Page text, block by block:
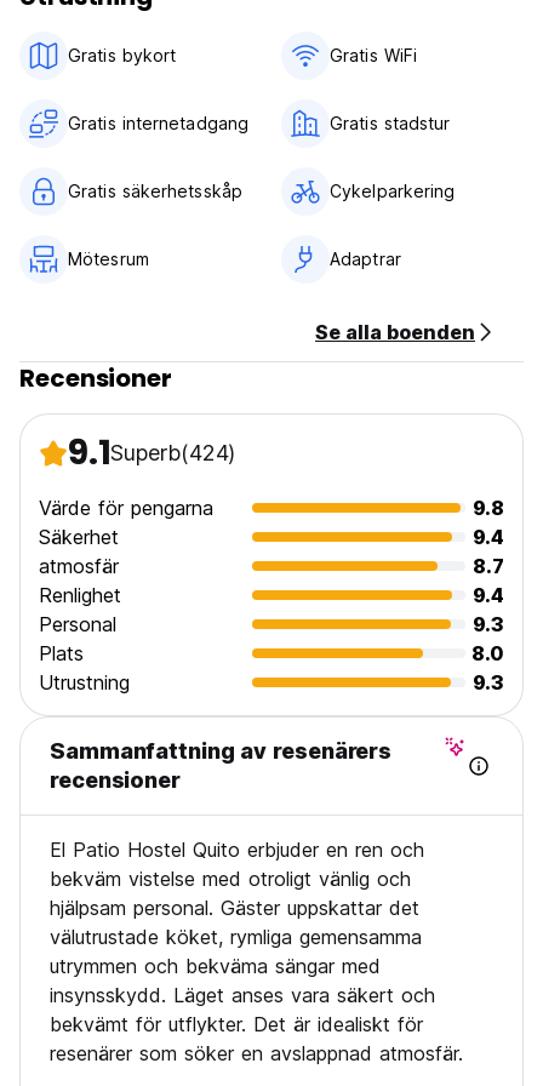
Gratis bykort Gratis WiFi
Gratis internetadgang Gratis stadstur
Gratis säkerhetsskåp Cykelparkering
Mötesrum Adaptrar
Se alla boenden
Recensioner
9.1Superb(424)
Värde för pengarna
9.8
Säkerhet
9.4
atmosfär
8.7
Renlighet
9.4
Personal
9.3
Plats
8.0
Utrustning
9.3
Sammanfattning av resenärers
recensioner
El Patio Hostel Quito erbjuder en ren och
bekväm vistelse med otroligt vänlig och
hjälpsam personal. Gäster uppskattar det
välutrustade köket, rymliga gemensamma
utrymmen och bekväma sängar med
insynsskydd. Läget anses vara säkert och
bekvämt för utflykter. Det är idealiskt för
resenärer som söker en avslappnad atmosfär.